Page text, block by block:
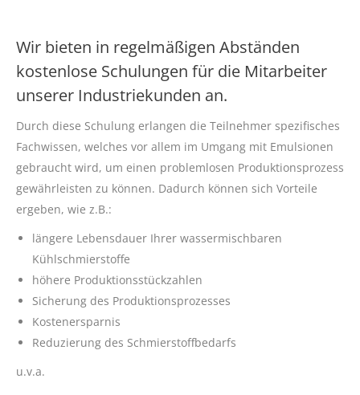
Wir bieten in regelmäßigen Abständen
kostenlose Schulungen für die Mitarbeiter
unserer Industriekunden an.
Durch diese Schulung erlangen die Teilnehmer spezifisches
Fachwissen, welches vor allem im Umgang mit Emulsionen
gebraucht wird, um einen problemlosen Produktionsprozess
gewährleisten zu können. Dadurch können sich Vorteile
ergeben, wie z.B.:
längere Lebensdauer Ihrer wassermischbaren
Kühlschmierstoffe
höhere Produktionsstückzahlen
Sicherung des Produktionsprozesses
Kostenersparnis
Reduzierung des Schmierstoffbedarfs
u.v.a.